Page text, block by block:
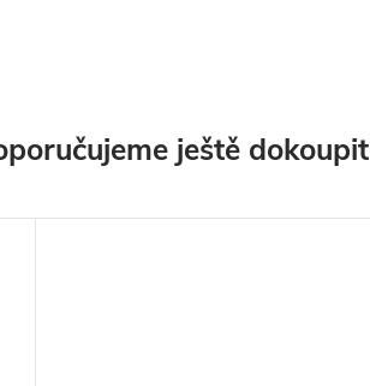
ještě dokoupit